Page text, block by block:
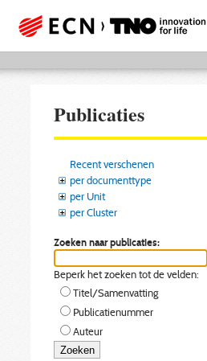
Publicaties
Recent verschenen
per documenttype
per Unit
per Cluster
Zoeken naar publicaties:
Beperk het zoeken tot de velden:
Titel/Samenvatting
Publicatienummer
Auteur